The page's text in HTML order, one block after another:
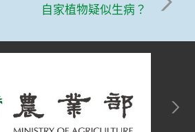
自家植物疑似生病？